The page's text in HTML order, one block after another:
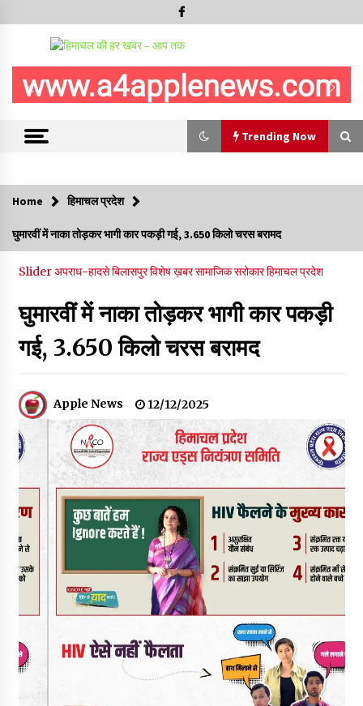
Trending Now
चंबा के बैरागढ़ में दर्दनाक बस हादसा, 7 की मौत, 11 घायल, राज्यपाल CM व
कुलदीप पठानिया सहित नेताओं ने जताया शोक
रही थी निजी बस शर्मा कोच
08/08/2026
08/08/2026
हमीरपुर के बड़सर में मनाया जाएगा राज्यस्तरीय स्वतंत्रता दिवस समारोह, CM
सुक्खू करेंगे ध्वजारोहण
07/08/2026
वन विभाग के एक हजार खिलाड़ी रामपुर में दिखाएंगे जौहर, 11 से 13 सितंबर
तक आयोजित होगी 27वीं वार्षिक खेलकूद प्रतियोगिता
07/08/2026
30 बैग की सीमा पर भाजपा का हमला, बोली- कांग्रेस सरकार ने सेब उत्पादकों
की तोड़ी कमर- संदीपनी
07/08/2026
शिमला पुलिस में बड़ी अनुशासनात्मक कार्रवाई, 3 पुलिसकर्मी निलंबित
07/08/2026
Home हिमाचल प्रदेश
घुमारवीं में नाका तोड़कर भागी कार पकड़ी गई, 3.650 किलो चरस बरामद
Sliderअपराध-हादसेबिलासपुरविशेष ख़बरसामाजिक सरोकारहिमाचल प्रदेश
घुमारवीं में नाका तोड़कर भागी कार पकड़ी
गई, 3.650 किलो चरस बरामद
Apple News 12/12/2025